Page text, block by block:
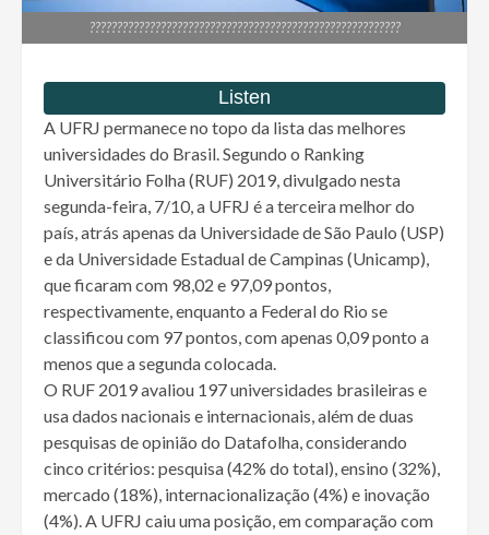
?????????????????????????????????????????????????????????
A UFRJ permanece no topo da lista das melhores
universidades do Brasil. Segundo o Ranking
Universitário Folha (RUF) 2019, divulgado nesta
segunda-feira, 7/10, a UFRJ é a terceira melhor do
país, atrás apenas da Universidade de São Paulo (USP)
e da Universidade Estadual de Campinas (Unicamp),
que ficaram com 98,02 e 97,09 pontos,
respectivamente, enquanto a Federal do Rio se
classificou com 97 pontos, com apenas 0,09 ponto a
menos que a segunda colocada.
O RUF 2019 avaliou 197 universidades brasileiras e
usa dados nacionais e internacionais, além de duas
pesquisas de opinião do Datafolha, considerando
cinco critérios: pesquisa (42% do total), ensino (32%),
mercado (18%), internacionalização (4%) e inovação
(4%). A UFRJ caiu uma posição, em comparação com